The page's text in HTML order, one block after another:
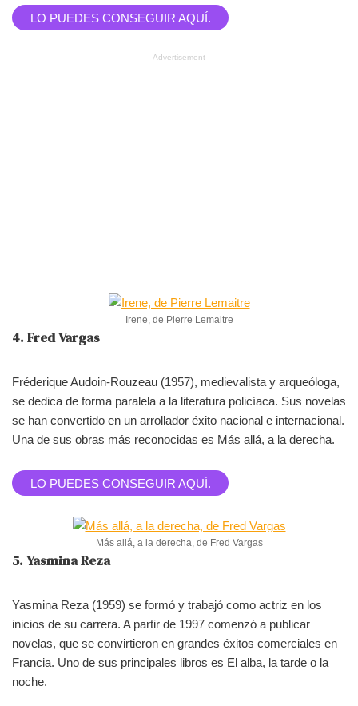
LO PUEDES CONSEGUIR AQUÍ.
Advertisement
Irene, de Pierre Lemaitre
4. Fred Vargas
Fréderique Audoin-Rouzeau (1957), medievalista y arqueóloga,
se dedica de forma paralela a la literatura policíaca. Sus novelas
se han convertido en un arrollador éxito nacional e internacional.
Una de sus obras más reconocidas es Más allá, a la derecha.
LO PUEDES CONSEGUIR AQUÍ.
Más allá, a la derecha, de Fred Vargas
5. Yasmina Reza
Yasmina Reza (1959) se formó y trabajó como actriz en los
inicios de su carrera. A partir de 1997 comenzó a publicar
novelas, que se convirtieron en grandes éxitos comerciales en
Francia. Uno de sus principales libros es El alba, la tarde o la
noche.